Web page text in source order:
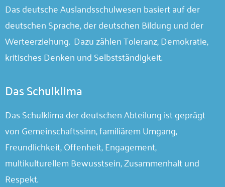
Das deutsche Auslandsschulwesen basiert auf der
deutschen Sprache, der deutschen Bildung und der
Werteerziehung. Dazu zählen Toleranz, Demokratie,
kritisches Denken und Selbstständigkeit.
Das Schulklima
Das Schulklima der deutschen Abteilung ist geprägt
von Gemeinschaftssinn, familiärem Umgang,
Freundlichkeit, Offenheit, Engagement,
multikulturellem Bewusstsein, Zusammenhalt und
Respekt.